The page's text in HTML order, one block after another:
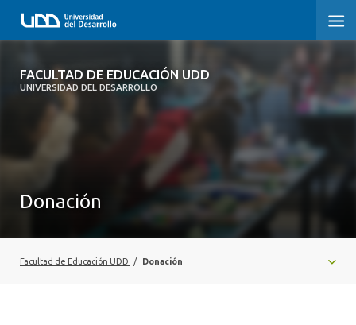
FACULTAD DE EDUCACIÓN UDD
UNIVERSIDAD DEL DESARROLLO
FACULTAD DE EDUCACIÓN UDD
Donación
Facultad de Educación UDD / Donación